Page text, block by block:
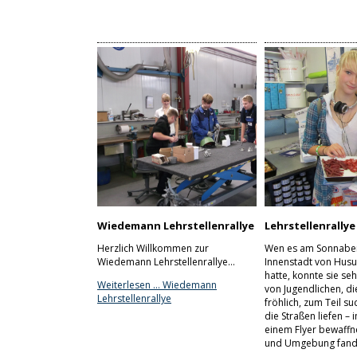
Wiedemann Lehrstellenrallye
Herzlich Willkommen zur
Wiedemann Lehrstellenrallye…
Weiterlesen … Wiedemann
Lehrstellenrallye
Lehrstellenrallye
Wen es am
Innenstadt von
hatte, konnte sie
von Jugendlichen,
fröhlich, zum Teil
die Straßen liefen –
einem Flyer
und Umgebung